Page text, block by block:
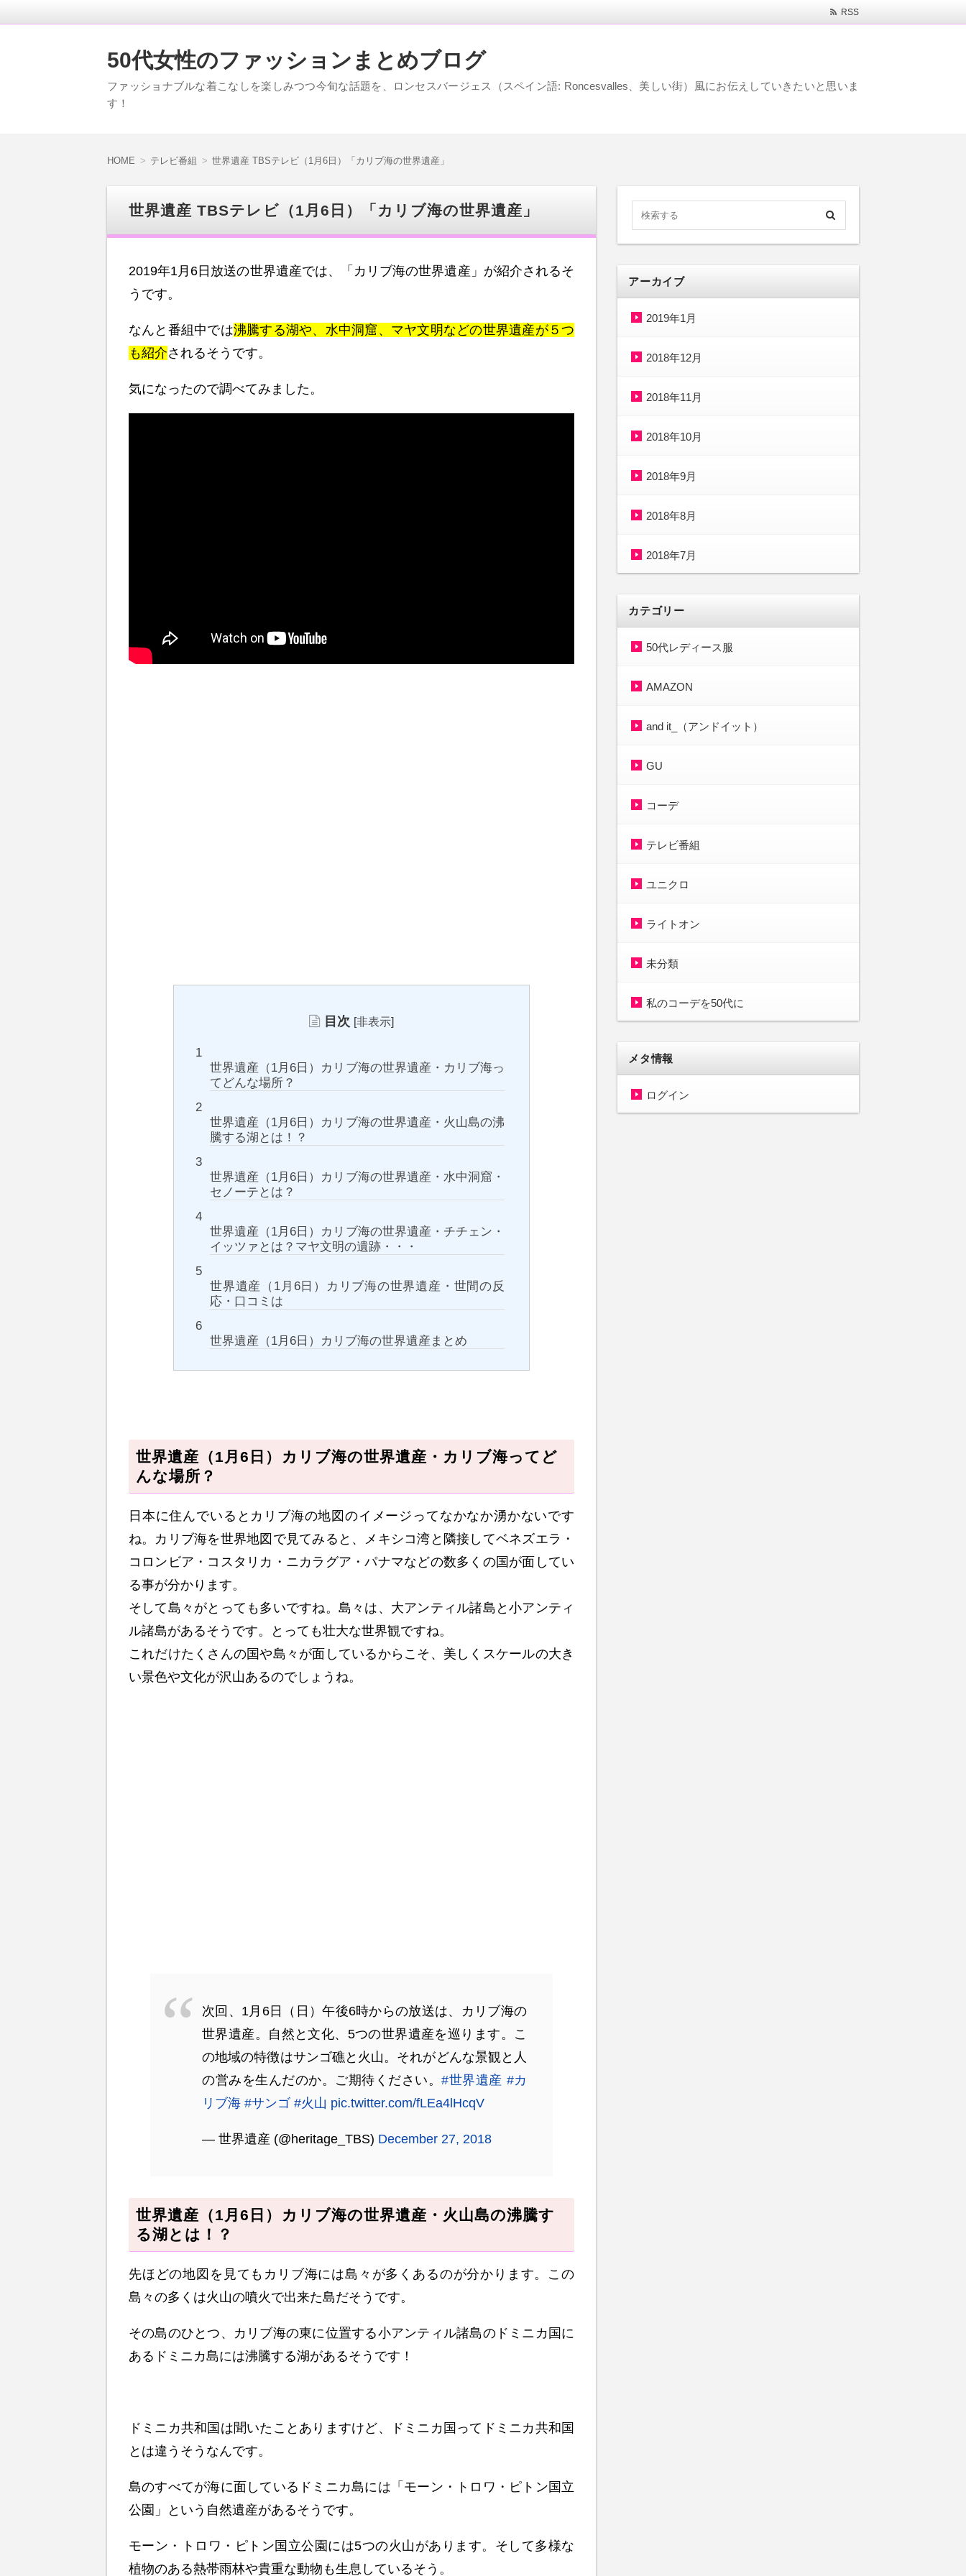
RSS
50代女性のファッションまとめブログ
ファッショナブルな着こなしを楽しみつつ今旬な話題を、ロンセスバージェス（スペイン語: Roncesvalles、美しい街）風にお伝えしていきたいと思いま
す！
HOME テレビ番組 世界遺産 TBSテレビ（1月6日）「カリブ海の世界遺産」
世界遺産 TBSテレビ（1月6日）「カリブ海の世界遺産」
2019年1月6日放送の世界遺産では、「カリブ海の世界遺産」が紹介されるそ
うです。
なんと番組中では沸騰する湖や、水中洞窟、マヤ文明などの世界遺産が５つ
も紹介されるそうです。
気になったので調べてみました。
目次 [非表示]
世界遺産（1月6日）カリブ海の世界遺産・カリブ海っ
てどんな場所？
世界遺産（1月6日）カリブ海の世界遺産・火山島の沸
騰する湖とは！？
世界遺産（1月6日）カリブ海の世界遺産・水中洞窟・
セノーテとは？
世界遺産（1月6日）カリブ海の世界遺産・チチェン・
イッツァとは？マヤ文明の遺跡・・・
世界遺産（1月6日）カリブ海の世界遺産・世間の反
応・口コミは
世界遺産（1月6日）カリブ海の世界遺産まとめ
世界遺産（1月6日）カリブ海の世界遺産・カリブ海ってど
んな場所？
日本に住んでいるとカリブ海の地図のイメージってなかなか湧かないです
ね。カリブ海を世界地図で見てみると、メキシコ湾と隣接してベネズエラ・
コロンビア・コスタリカ・ニカラグア・パナマなどの数多くの国が面してい
る事が分かります。
そして島々がとっても多いですね。島々は、大アンティル諸島と小アンティ
ル諸島があるそうです。とっても壮大な世界観ですね。
これだけたくさんの国や島々が面しているからこそ、美しくスケールの大き
い景色や文化が沢山あるのでしょうね。
次回、1月6日（日）午後6時からの放送は、カリブ海の
世界遺産。自然と文化、5つの世界遺産を巡ります。こ
の地域の特徴はサンゴ礁と火山。それがどんな景観と人
の営みを生んだのか。ご期待ください。#世界遺産 #カ
リブ海 #サンゴ #火山 pic.twitter.com/fLEa4lHcqV
— 世界遺産 (@heritage_TBS) December 27, 2018
世界遺産（1月6日）カリブ海の世界遺産・火山島の沸騰す
る湖とは！？
先ほどの地図を見てもカリブ海には島々が多くあるのが分かります。この
島々の多くは火山の噴火で出来た島だそうです。
その島のひとつ、カリブ海の東に位置する小アンティル諸島のドミニカ国に
あるドミニカ島には沸騰する湖があるそうです！
ドミニカ共和国は聞いたことありますけど、ドミニカ国ってドミニカ共和国
とは違うそうなんです。
島のすべてが海に面しているドミニカ島には「モーン・トロワ・ピトン国立
公園」という自然遺産があるそうです。
モーン・トロワ・ピトン国立公園には5つの火山があります。そして多様な
植物のある熱帯雨林や貴重な動物も生息しているそう。
アーカイブ
2019年1月
2018年12月
2018年11月
2018年10月
2018年9月
2018年8月
2018年7月
カテゴリー
50代レディース服
AMAZON
and it_（アンドイット）
GU
コーデ
テレビ番組
ユニクロ
ライトオン
未分類
私のコーデを50代に
メタ情報
ログイン